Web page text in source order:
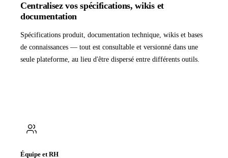
Centralisez vos spécifications, wikis et
documentation
Spécifications produit, documentation technique, wikis et bases
de connaissances — tout est consultable et versionné dans une
seule plateforme, au lieu d'être dispersé entre différents outils.
Équipe et RH